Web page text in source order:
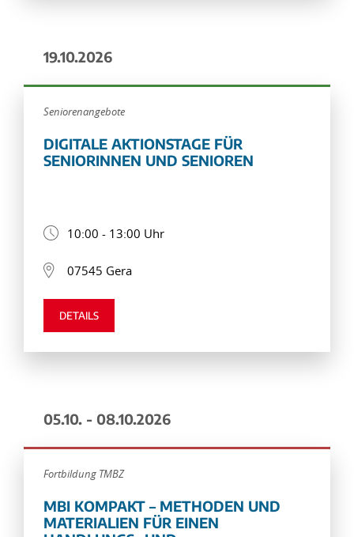
19.10.2026
Seniorenangebote
DIGITALE AKTIONSTAGE FÜR
SENIORINNEN UND SENIOREN
10:00 - 13:00 Uhr
07545 Gera
DETAILS
05.10. - 08.10.2026
Fortbildung TMBZ
MBI KOMPAKT – METHODEN UND
MATERIALIEN FÜR EINEN